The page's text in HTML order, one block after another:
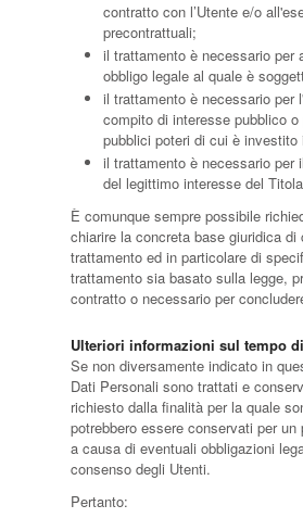
contratto con l’Utente e/o
precontrattuali;
il trattamento è necessario per
obbligo legale al quale è
il trattamento è necessario per
compito di interesse pubblico
pubblici poteri di cui è investito
il trattamento è necessario per
del legittimo interesse del
È comunque sempre possibile
chiarire la concreta base giuridica di
trattamento ed in particolare di
trattamento sia basato sulla legge,
contratto o necessario per
Ulteriori informazioni sul tempo
Se non diversamente indicato in
Dati Personali sono trattati e
richiesto dalla finalità per la quale
potrebbero essere conservati per un
a causa di eventuali obbligazioni
consenso degli Utenti.
Pertanto: